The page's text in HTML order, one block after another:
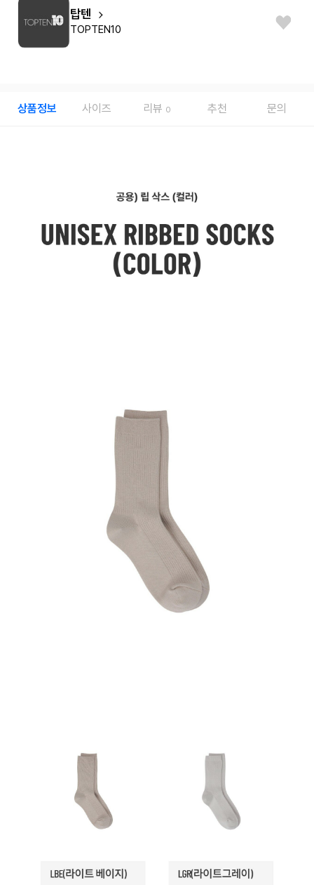
탑텐
TOPTEN10
상품정보 사이즈 리뷰 0 추천 문의